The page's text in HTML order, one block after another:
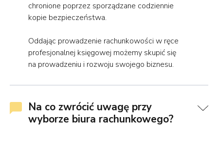
chronione poprzez sporządzane codziennie
kopie bezpieczeństwa.
Oddając prowadzenie rachunkowości w ręce
profesjonalnej księgowej możemy skupić się
na prowadzeniu i rozwoju swojego biznesu.
Na co zwrócić uwagę przy
wyborze biura rachunkowego?